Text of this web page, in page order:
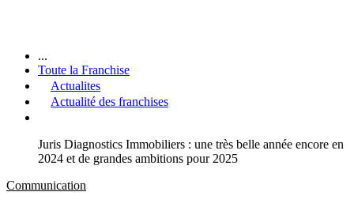
...
Toute la Franchise
Actualites
Actualité des franchises
Juris Diagnostics Immobiliers : une très belle année encore en
2024 et de grandes ambitions pour 2025
Communication